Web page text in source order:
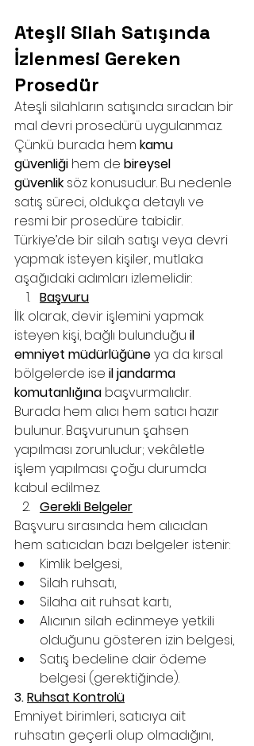
Ateşli Silah Satışında
İzlenmesi Gereken
Prosedür
Ateşli silahların satışında sıradan bir
mal devri prosedürü uygulanmaz.
Çünkü burada hem kamu
güvenliği hem de bireysel
güvenlik söz konusudur. Bu nedenle
satış süreci, oldukça detaylı ve
resmi bir prosedüre tabidir.
Türkiye’de bir silah satışı veya devri
yapmak isteyen kişiler, mutlaka
aşağıdaki adımları izlemelidir:
Başvuru
İlk olarak, devir işlemini yapmak
isteyen kişi, bağlı bulunduğu il
emniyet müdürlüğüne ya da kırsal
bölgelerde ise il jandarma
komutanlığına başvurmalıdır.
Burada hem alıcı hem satıcı hazır
bulunur. Başvurunun şahsen
yapılması zorunludur; vekâletle
işlem yapılması çoğu durumda
kabul edilmez.
Gerekli Belgeler
Başvuru sırasında hem alıcıdan
hem satıcıdan bazı belgeler istenir:
Kimlik belgesi,
Silah ruhsatı,
Silaha ait ruhsat kartı,
Alıcının silah edinmeye yetkili
olduğunu gösteren izin belgesi,
Satış bedeline dair ödeme
belgesi (gerektiğinde).
3. Ruhsat Kontrolü
Emniyet birimleri, satıcıya ait
ruhsatın geçerli olup olmadığını,